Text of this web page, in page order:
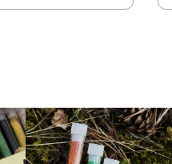
UZZINI VAIRĀK